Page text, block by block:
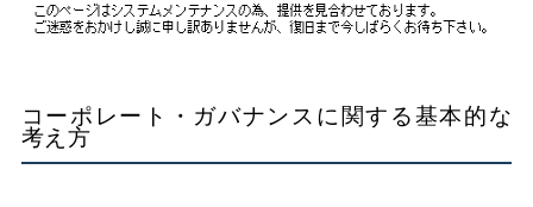
コーポレート・ガバナンスに関する基本的な
考え方